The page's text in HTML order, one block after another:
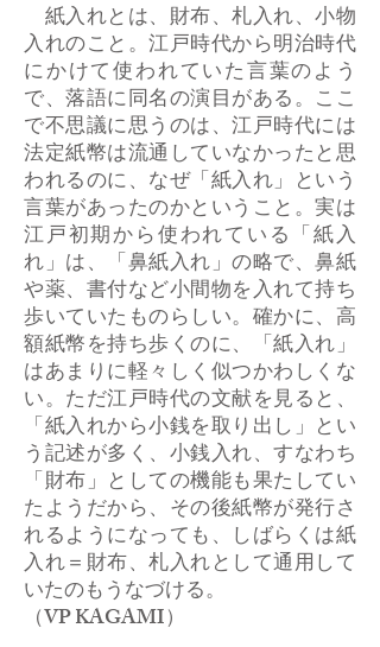
紙入れとは、財布、札入れ、小物
入れのこと。江戸時代から明治時代
にかけて使われていた言葉のよう
で、落語に同名の演目がある。ここ
で不思議に思うのは、江戸時代には
法定紙幣は流通していなかったと思
われるのに、なぜ「紙入れ」という
言葉があったのかということ。実は
江戸初期から使われている「紙入
れ」は、「鼻紙入れ」の略で、鼻紙
や薬、書付など小間物を入れて持ち
歩いていたものらしい。確かに、高
額紙幣を持ち歩くのに、「紙入れ」
はあまりに軽々しく似つかわしくな
い。ただ江戸時代の文献を見ると、
「紙入れから小銭を取り出し」とい
う記述が多く、小銭入れ、すなわち
「財布」としての機能も果たしてい
たようだから、その後紙幣が発行さ
れるようになっても、しばらくは紙
入れ＝財布、札入れとして通用して
いたのもうなづける。
（VP KAGAMI）